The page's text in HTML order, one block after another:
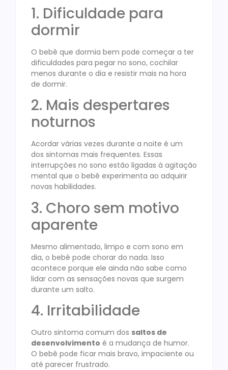
1. Dificuldade para
dormir
O bebê que dormia bem pode começar a ter
dificuldades para pegar no sono, cochilar
menos durante o dia e resistir mais na hora
de dormir.
2. Mais despertares
noturnos
Acordar várias vezes durante a noite é um
dos sintomas mais frequentes. Essas
interrupções no sono estão ligadas à agitação
mental que o bebê experimenta ao adquirir
novas habilidades.
3. Choro sem motivo
aparente
Mesmo alimentado, limpo e com sono em
dia, o bebê pode chorar do nada. Isso
acontece porque ele ainda não sabe como
lidar com as sensações novas que surgem
durante um salto.
4. Irritabilidade
Outro sintoma comum dos saltos de
desenvolvimento é a mudança de humor.
O bebê pode ficar mais bravo, impaciente ou
até parecer frustrado.